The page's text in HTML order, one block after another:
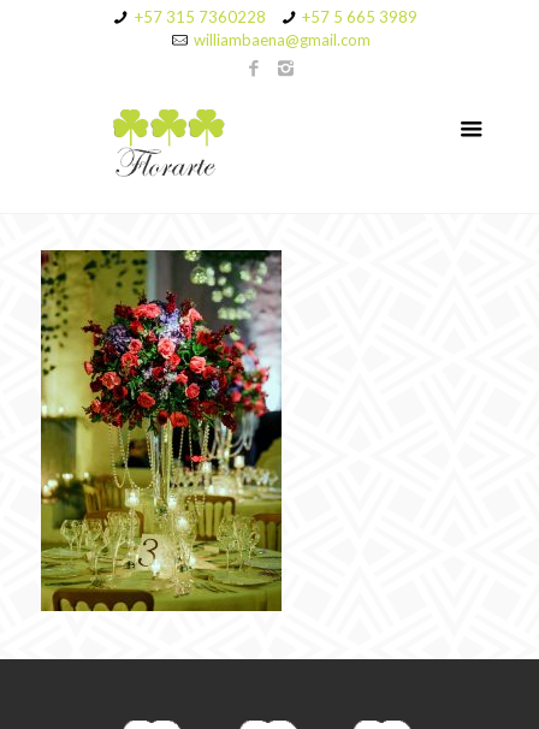
+57 315 7360228
+57 5 665 3989
williambaena@gmail.com